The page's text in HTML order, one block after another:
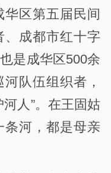
华区第五届民间
、成都市红十字
是成华区500余
队伍组织者，
人”。在王固姑
条河，都是母亲